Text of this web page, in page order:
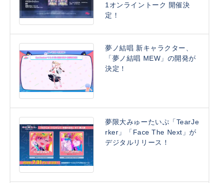
1オンライントーク 開催決
定！
夢ノ結唱 新キャラクター、
「夢ノ結唱 MEW」の開発が
決定！
夢限大みゅーたいぷ「TearJe
rker」「Face The Next」が
デジタルリリース！